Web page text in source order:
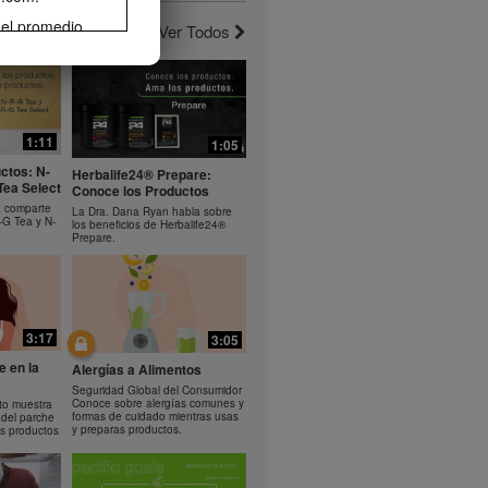
promedio
ejercicio
de
o
de
el control de
podrían
como
diario de
de
tu
otro
puede
el
los
1:19
Bioniq GO: Como usar el
producto
Aprende a usar Bioniq GO
Ver Todos
1:11
N-
Select
comparte
Tea y N-
1:05
Herbalife24® Prepare:
Conoce los Productos
La Dra. Dana Ryan habla sobre
los beneficios de Herbalife24®
Prepare.
3:17
en la
muestra
parche
productos
3:05
Alergías a Alimentos
Seguridad Global del Consumidor
Conoce sobre alergías comunes y
formas de cuidado mientras usas
y preparas productos.